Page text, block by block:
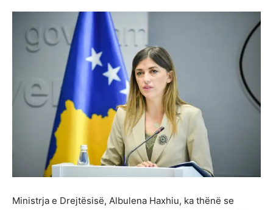
Ministrja e Drejtësisë, Albulena Haxhiu, ka thënë se